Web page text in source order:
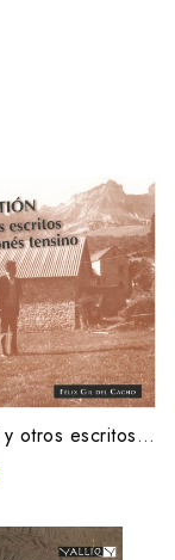
O TIÓN y otros escritos en aragonés tensino